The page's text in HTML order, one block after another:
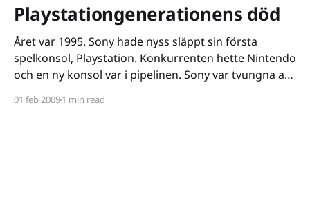
Playstationgenerationens död
Året var 1995. Sony hade nyss släppt sin första
spelkonsol, Playstation. Konkurrenten hette Nintendo
och en ny konsol var i pipelinen. Sony var tvungna att
spelmarknaden. Man satsade på stil, design och
01 feb 20091 min read